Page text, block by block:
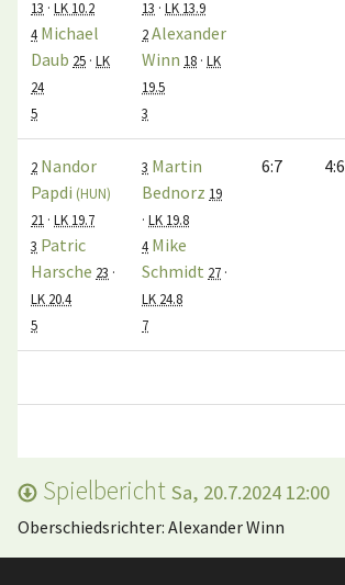
13 · LK 10.2
4 Michael
Daub 25 · LK
24
5
13 · LK 13.9
2Alexander
Winn 18 · LK
19.5
3
2 Nandor
Papdi (HUN)
21 · LK 19.7
3 Patric
Harsche 23 ·
LK 20.4
5
3 Martin
Bednorz 19
· LK 19.8
4 Mike
Schmidt 27 ·
LK 24.8
7
6:7 4:6
Spielbericht Sa, 20.7.2024 12:00
Oberschiedsrichter: Alexander Winn